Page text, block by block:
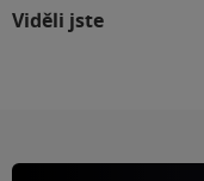
Viděli jste